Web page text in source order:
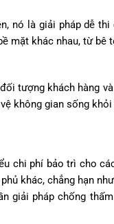
nó là giải pháp dễ
mặt khác nhau, từ bê
tượng khách hàng
không gian sống
chi phí bảo trì cho
khác, chẳng hạn
giải pháp chống